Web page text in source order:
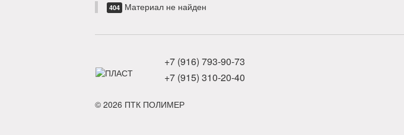
404 Материал не найден
+7 (916) 793-90-73
+7 (915) 310-20-40
© 2026 ПТК ПОЛИМЕР